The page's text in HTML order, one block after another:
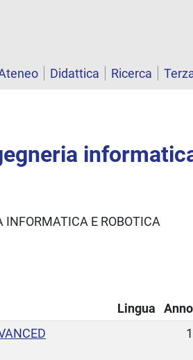
Didattica Ricerca
INFORMATICA E ROBOTICA
Lingua Anno
1